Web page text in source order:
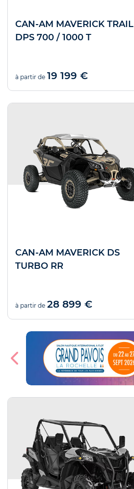
CAN-AM MAVERICK TRAIL
DPS 700 / 1000 T
à partir de 19 199 €
CAN-AM MAVERICK DS
TURBO RR
à partir de 28 899 €